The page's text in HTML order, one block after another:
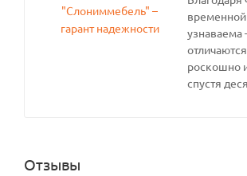
временной
узнаваема
роскошно
спустя
Отзывы